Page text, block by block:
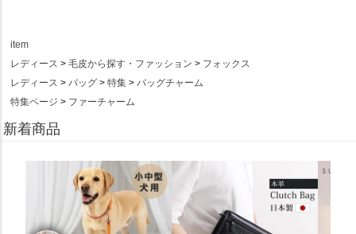
item
レディース
毛皮から探す・ファッション
フォックス
レディース
バッグ 特集
バッグチャーム
特集ページ
ファーチャーム
新着商品